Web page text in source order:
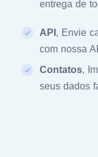
entrega de
API , Envie
com nossa
Contatos,
seus dados